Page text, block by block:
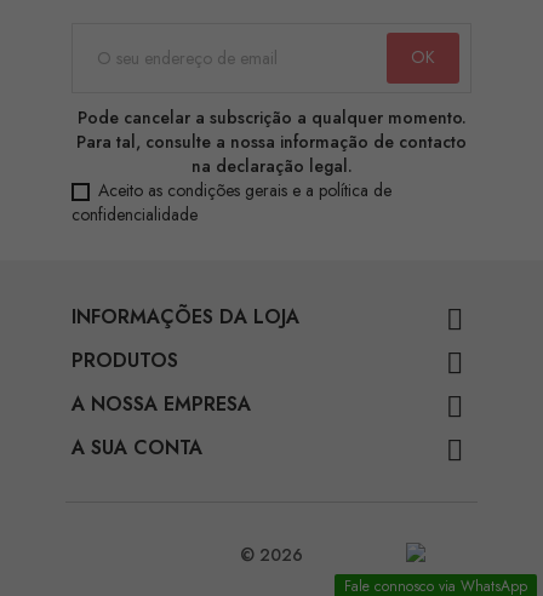
Pode cancelar a subscrição a qualquer momento.
Para tal, consulte a nossa informação de contacto
na declaração legal.
Aceito as condições gerais e a política de
confidencialidade
INFORMAÇÕES DA LOJA 
PRODUTOS 
A NOSSA EMPRESA 
A SUA CONTA 
Fale connosco via WhatsApp
© 2026